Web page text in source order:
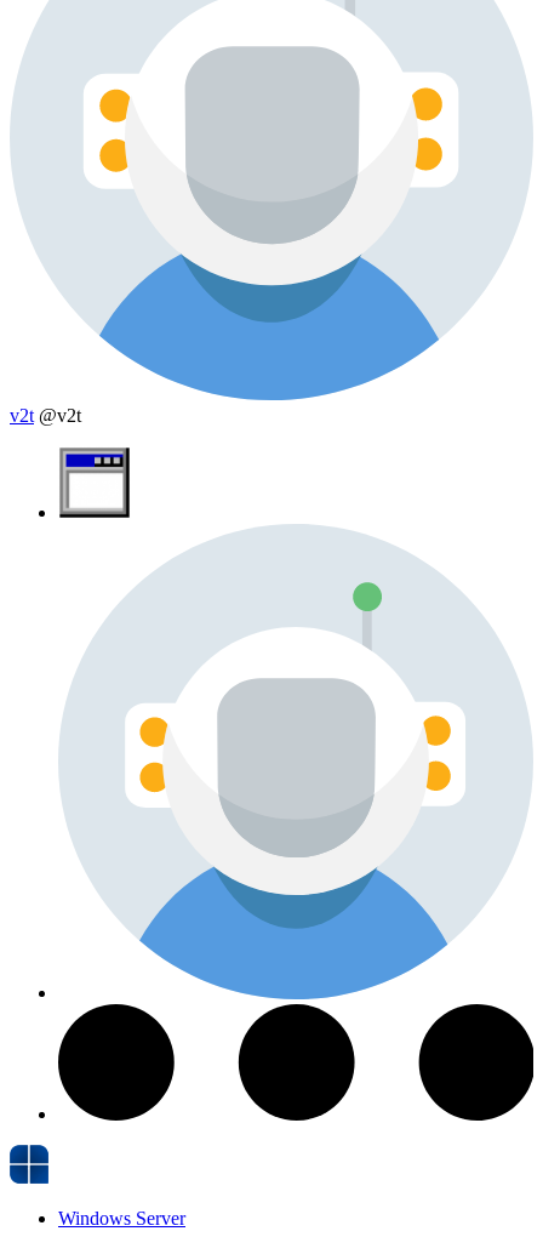
v2t @v2t
Windows Server